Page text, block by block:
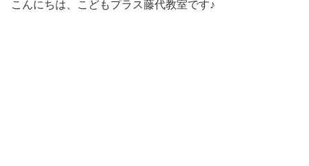
こんにちは、こどもプラス藤代教室です♪